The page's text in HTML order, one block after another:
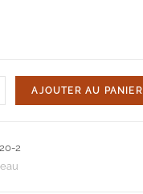
AJOUTER AU PANIER
2